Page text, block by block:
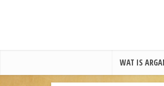
WAT IS